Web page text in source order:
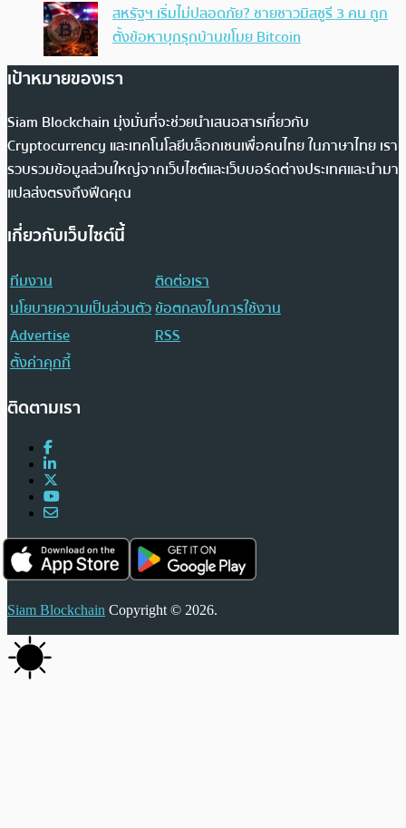
สหรัฐฯ เริ่มไม่ปลอดภัย? ชายชาวมิสซูรี 3 คน ถูก
ตั้งข้อหาบุกรุกบ้านขโมย Bitcoin
เป้าหมายของเรา
Siam Blockchain มุ่งมั่นที่จะช่วยนำเสนอสารเกี่ยวกับ
Cryptocurrency และเทคโนโลยีบล็อกเชนเพื่อคนไทย ในภาษาไทย เรา
รวบรวมข้อมูลส่วนใหญ่จากเว็บไซต์และเว็บบอร์ดต่างประเทศและนำมา
แปลส่งตรงถึงฟีดคุณ
เกี่ยวกับเว็บไซต์นี้
ทีมงาน
ติดต่อเรา
นโยบายความเป็นส่วนตัวข้อตกลงในการใช้งาน
Advertise
RSS
ตั้งค่าคุกกี้
ติดตามเรา
Siam Blockchain Copyright © 2026.